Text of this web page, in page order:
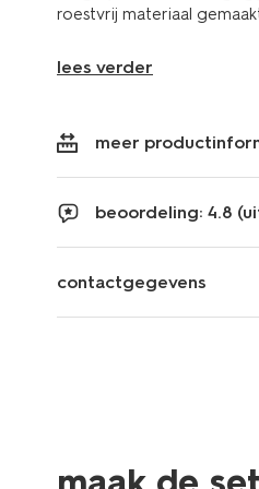
roestvrij materiaal
lees verder
meer
beoordeling: 4.8
contactgegevens